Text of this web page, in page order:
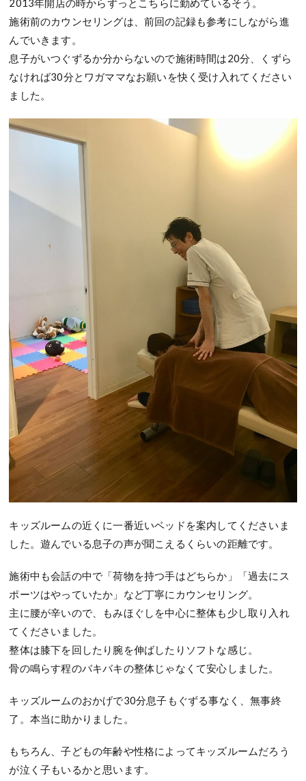
2013年開店の時からずっとこちらに勤めているそう。
施術前のカウンセリングは、前回の記録も参考にしながら進
んでいきます。
息子がいつぐずるか分からないので施術時間は20分、くずら
なければ30分とワガママなお願いを快く受け入れてください
ました。
キッズルームの近くに一番近いベッドを案内してくださいま
した。遊んでいる息子の声が聞こえるくらいの距離です。
施術中も会話の中で「荷物を持つ手はどちらか」「過去にス
ポーツはやっていたか」など丁寧にカウンセリング。
主に腰が辛いので、もみほぐしを中心に整体も少し取り入れ
てくださいました。
整体は膝下を回したり腕を伸ばしたりソフトな感じ。
骨の鳴らす程のバキバキの整体じゃなくて安心しました。
キッズルームのおかげで30分息子もぐずる事なく、無事終
了。本当に助かりました。
もちろん、子どもの年齢や性格によってキッズルームだろう
が泣く子もいるかと思います。